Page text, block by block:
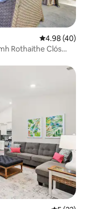
Meánrátáil
4.98 (40)
Rothaithe Clós